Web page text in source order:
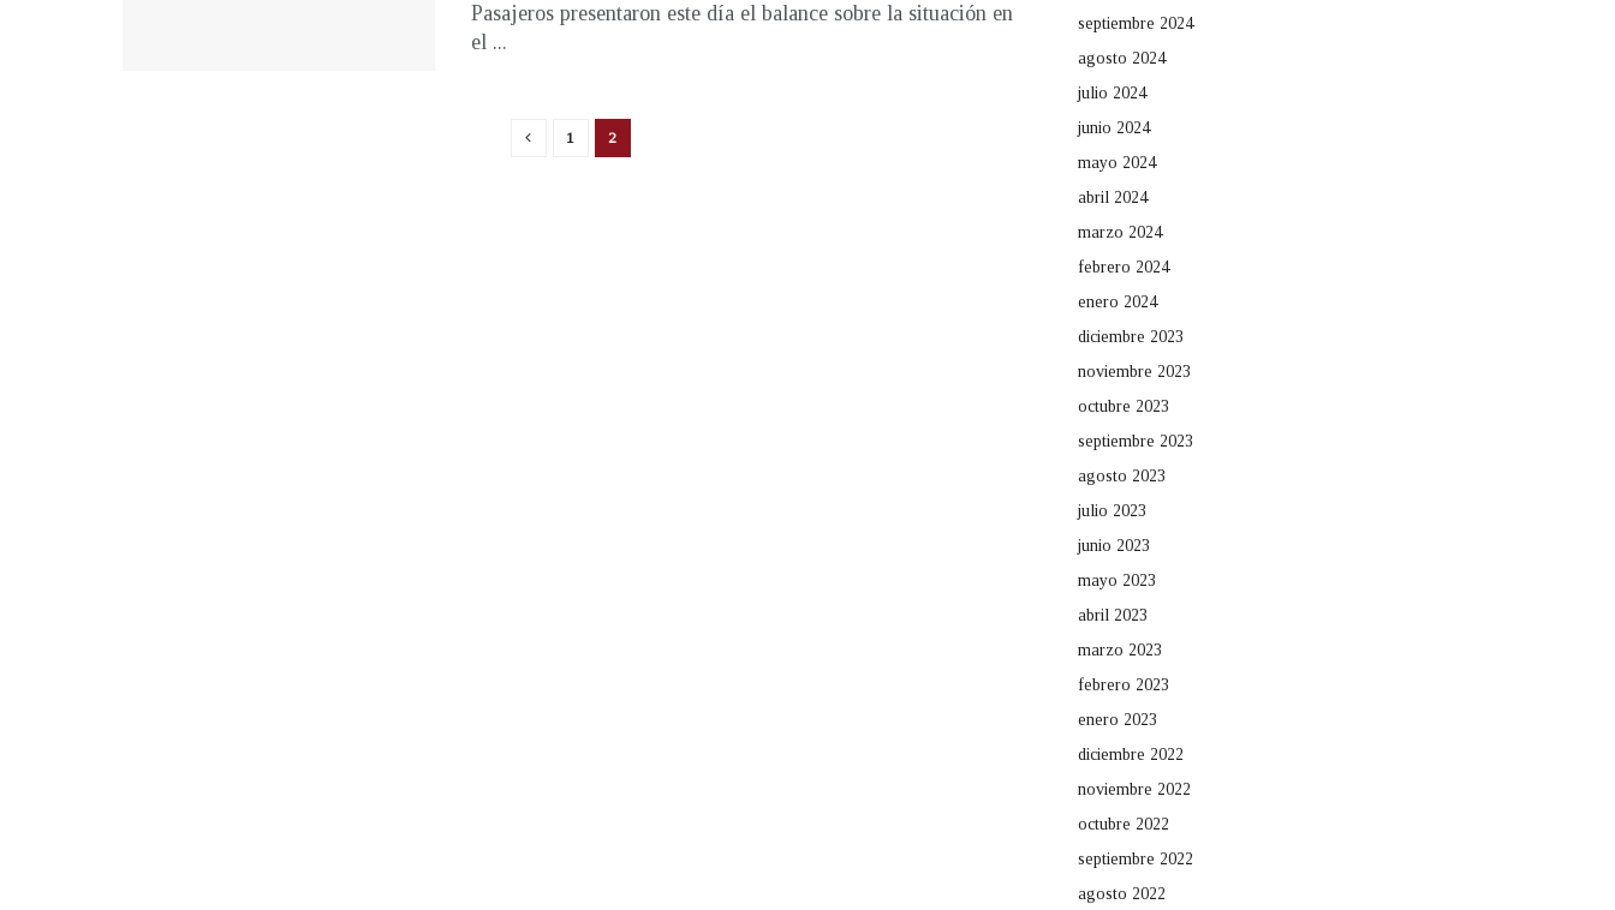
Pasajeros presentaron este día el balance sobre la situación en
el ...
1 2
septiembre 2024
agosto 2024
julio 2024
junio 2024
mayo 2024
abril 2024
marzo 2024
febrero 2024
enero 2024
diciembre 2023
noviembre 2023
octubre 2023
septiembre 2023
agosto 2023
julio 2023
junio 2023
mayo 2023
abril 2023
marzo 2023
febrero 2023
enero 2023
diciembre 2022
noviembre 2022
octubre 2022
septiembre 2022
agosto 2022